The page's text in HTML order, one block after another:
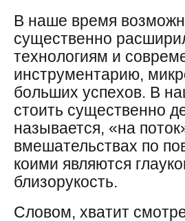
В наше время
существенно
технологиям и
инструментарию,
больших успехов. В
стоить существенно
называется, «на
вмешательствах по
коими являются
близорукость.
Словом, хватит